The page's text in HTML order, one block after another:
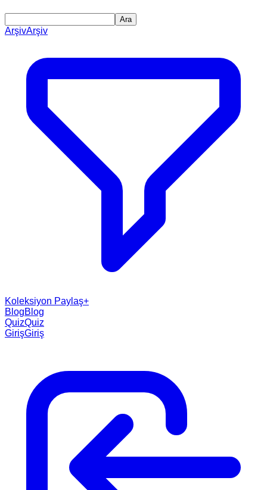
Ara
ArşivArşiv
Koleksiyon Paylaş+
BlogBlog
QuizQuiz
GirişGiriş